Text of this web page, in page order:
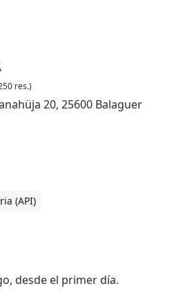
res.)
20, 25600 Balaguer
(API)
desde el primer día.